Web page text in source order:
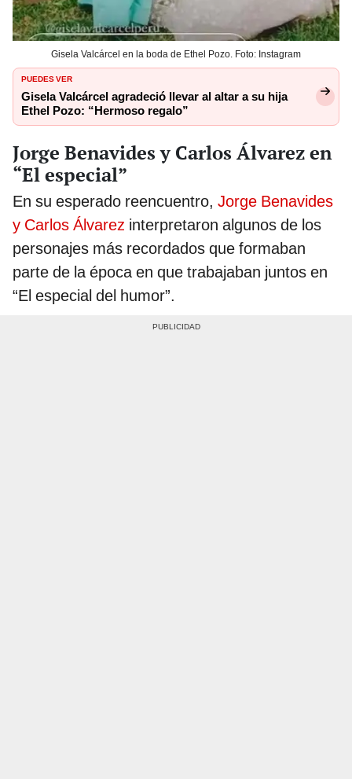
Gisela Valcárcel en la boda de Ethel Pozo. Foto: Instagram
PUEDES VER
Gisela Valcárcel agradeció llevar al altar a su hija
Ethel Pozo: “Hermoso regalo”
Jorge Benavides y Carlos Álvarez en
“El especial”
En su esperado reencuentro, Jorge Benavides
y Carlos Álvarez interpretaron algunos de los
personajes más recordados que formaban
parte de la época en que trabajaban juntos en
“El especial del humor”.